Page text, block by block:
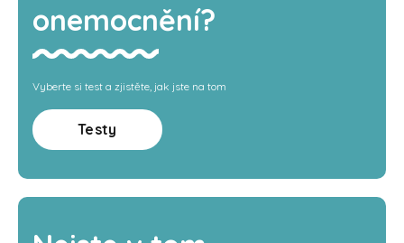
onemocnění?
Vyberte si test a zjistěte, jak jste na tom
Testy